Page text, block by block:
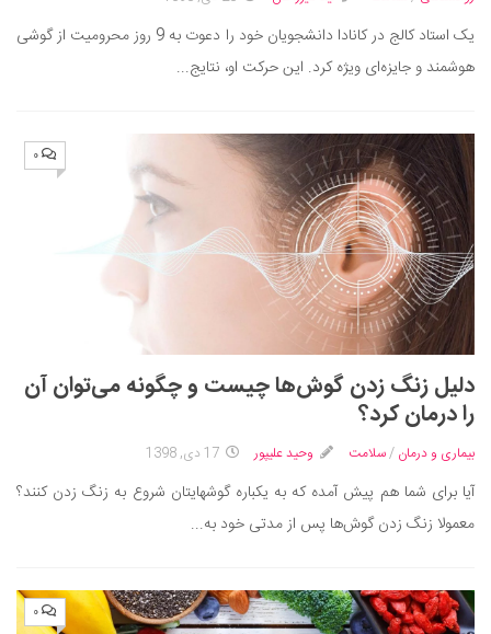
دانستنی‌ها
بازی
فال
مسابقه
اخبار
یک استاد کالج در کانادا دانشجویان خود را دعوت به 9 روز محرومیت از گوشی
هوشمند و جایزه‌ای ویژه کرد. این حرکت او، نتایج...
۰
دلیل زنگ زدن گوش‌ها چیست و چگونه می‌توان آن
را درمان کرد؟
بیماری و درمان /سلامت وحید علیپور 17 دی, 1398
آیا برای شما هم پیش آمده که به یکباره گوشهایتان شروع به زنگ زدن کنند؟
معمولا زنگ زدن گوش‌ها پس از مدتی خود به...
۰